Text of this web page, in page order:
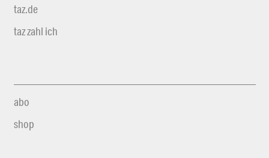
taz.de
taz zahl ich
abo
shop